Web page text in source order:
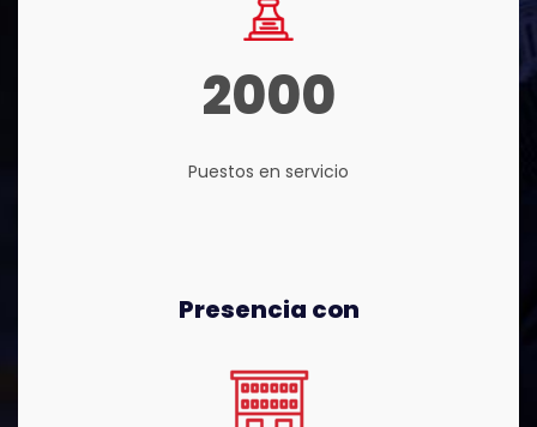
2000
Puestos en servicio
Presencia con